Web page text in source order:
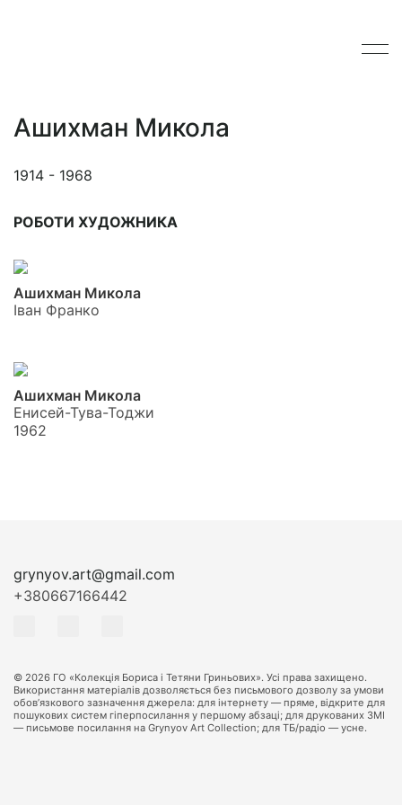
Ашихман Микола
1914 - 1968
РОБОТИ ХУДОЖНИКА
Ашихман Микола
Іван Франко
Ашихман Микола
Енисей-Тува-Тоджи
1962
grynyov.art@gmail.com
+380667166442
© 2026 ГО «Колекція Бориса і Тетяни Гриньових». Усі права захищено.
Використання матеріалів дозволяється без письмового дозволу за умови
обов’язкового зазначення джерела: для інтернету — пряме, відкрите для
пошукових систем гіперпосилання у першому абзаці; для друкованих ЗМІ
— письмове посилання на Grynyov Art Collection; для ТБ/радіо — усне.